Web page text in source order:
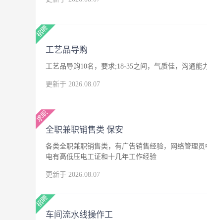
工艺品导购
工艺品导购10名，要求;18-35之间，气质佳，沟通
更新于 2026.08.07
全职兼职销售类 保安
各类全职兼职销售类，有广告销售经验，网络管理
电有高低压电工证和十几年工作经验
更新于 2026.08.07
车间流水线操作工